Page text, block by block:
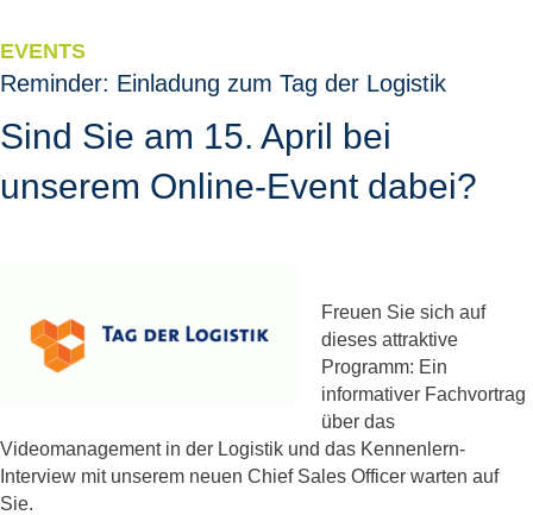
EVENTS
Reminder: Einladung zum Tag der Logistik
Sind Sie am 15. April bei
unserem Online-Event dabei?
Freuen Sie sich auf
dieses attraktive
Programm: Ein
informativer Fachvortrag
über das
Videomanagement in der Logistik und das Kennenlern-
Interview mit unserem neuen Chief Sales Officer warten auf
Sie.